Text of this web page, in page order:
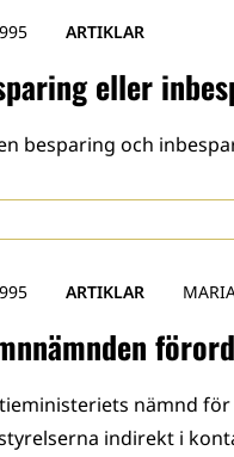
eller
ARTIKLAR
besparing och
ARTIKLAR
nämnd
indirekt i